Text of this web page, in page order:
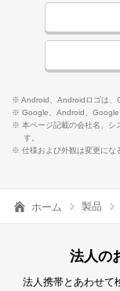
※ Android、Androidロゴは、
※ Google、Android、Google
※ 本ページ記載の会社名、シ
す。
※ 仕様および外観は変更にな
ホーム 製品
法人の
法人携帯とあわせて